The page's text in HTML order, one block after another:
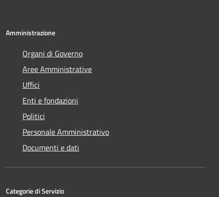
Amministrazione
Organi di Governo
Aree Amministrative
Uffici
Enti e fondazioni
Politici
Personale Amministrativo
Documenti e dati
Categorie di Servizio